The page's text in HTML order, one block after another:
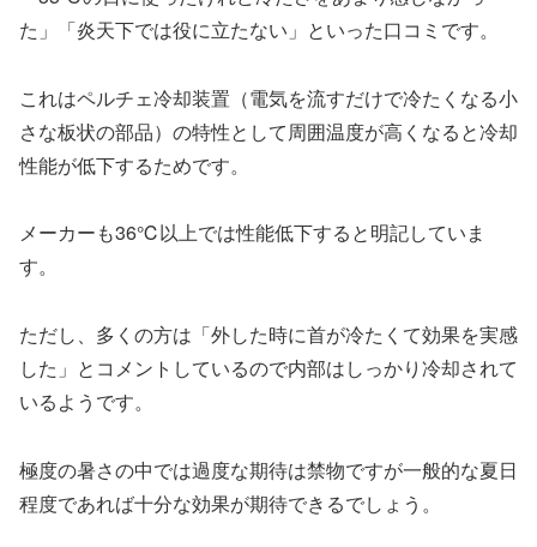
た」「炎天下では役に立たない」といった口コミです。
これはペルチェ冷却装置（電気を流すだけで冷たくなる小
さな板状の部品）の特性として周囲温度が高くなると冷却
性能が低下するためです。
メーカーも36℃以上では性能低下すると明記していま
す。
ただし、多くの方は「外した時に首が冷たくて効果を実感
した」とコメントしているので内部はしっかり冷却されて
いるようです。
極度の暑さの中では過度な期待は禁物ですが一般的な夏日
程度であれば十分な効果が期待できるでしょう。